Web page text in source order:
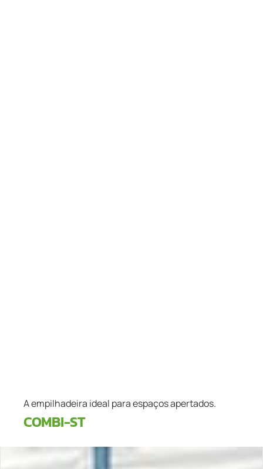
A empilhadeira ideal para espaços apertados.
COMBI-ST